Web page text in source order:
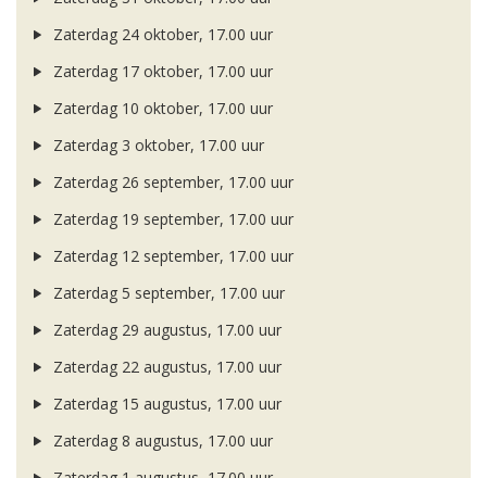
Zaterdag 24 oktober, 17.00 uur
Zaterdag 17 oktober, 17.00 uur
Zaterdag 10 oktober, 17.00 uur
Zaterdag 3 oktober, 17.00 uur
Zaterdag 26 september, 17.00 uur
Zaterdag 19 september, 17.00 uur
Zaterdag 12 september, 17.00 uur
Zaterdag 5 september, 17.00 uur
Zaterdag 29 augustus, 17.00 uur
Zaterdag 22 augustus, 17.00 uur
Zaterdag 15 augustus, 17.00 uur
Zaterdag 8 augustus, 17.00 uur